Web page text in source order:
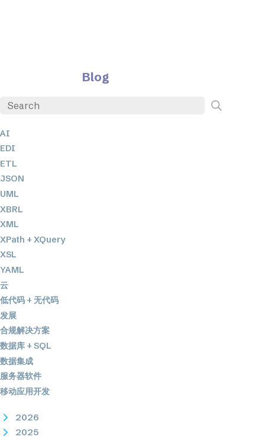
Blog
AI
EDI
ETL
JSON
UML
XBRL
XML
XPath + XQuery
XSL
YAML
云
低代码 + 无代码
发展
合规解决方案
数据库 + SQL
数据集成
服务器软件
移动应用开发
2026
2025